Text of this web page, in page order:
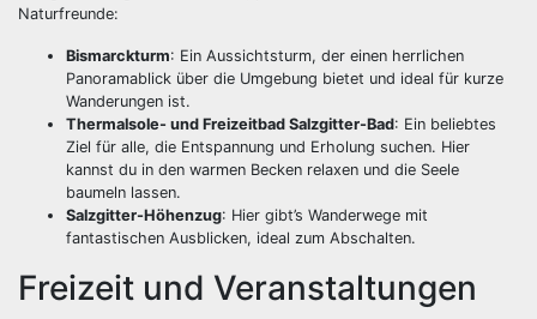
Naturfreunde:
Bismarckturm: Ein Aussichtsturm, der einen herrlichen
Panoramablick über die Umgebung bietet und ideal für kurze
Wanderungen ist.
Thermalsole- und Freizeitbad Salzgitter-Bad: Ein beliebtes
Ziel für alle, die Entspannung und Erholung suchen. Hier
kannst du in den warmen Becken relaxen und die Seele
baumeln lassen.
Salzgitter-Höhenzug: Hier gibt’s Wanderwege mit
fantastischen Ausblicken, ideal zum Abschalten.
Freizeit und Veranstaltungen